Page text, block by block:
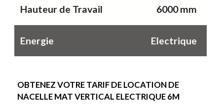
Hauteur de Travail 6000 mm
Energie Electrique
OBTENEZ VOTRE TARIF DE LOCATION DE
NACELLE MAT VERTICAL ELECTRIQUE 6M